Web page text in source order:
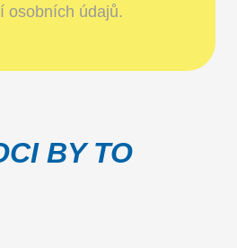
osobních údajů.
BY TO